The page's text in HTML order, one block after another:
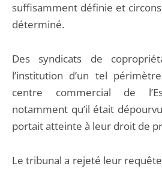
suffisamment définie et
déterminé.
Des syndicats de
l’institution d’un tel
centre commercial de
notamment qu’il était
portait atteinte à leur droit de
Le tribunal a rejeté leur